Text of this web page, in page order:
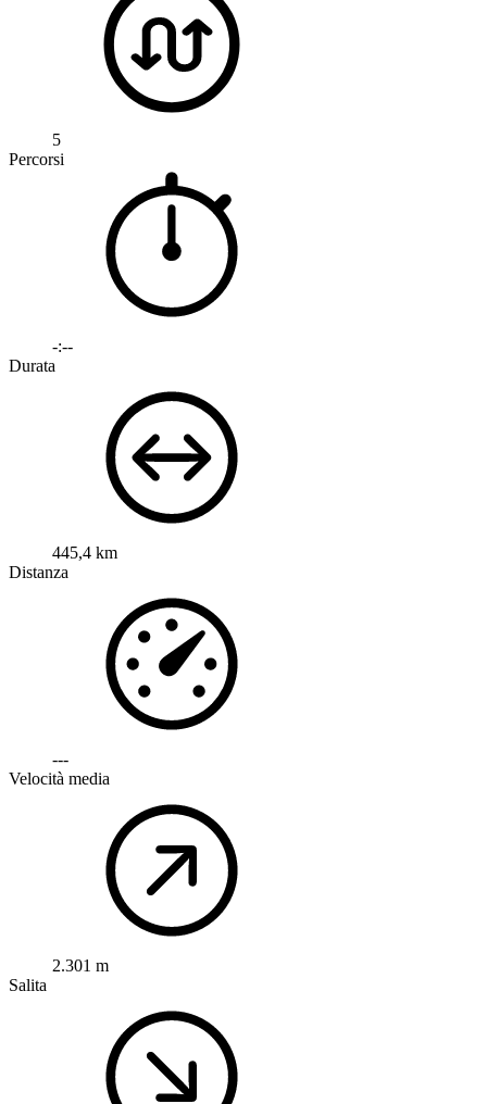
5
Percorsi
-:--
Durata
445,4 km
Distanza
---
Velocità media
2.301 m
Salita